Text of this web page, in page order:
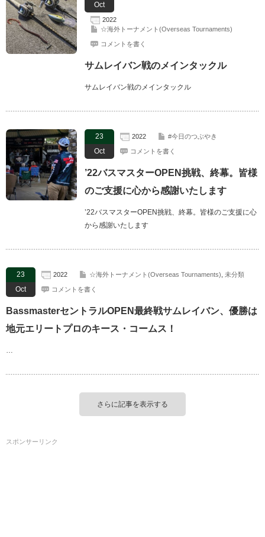
Oct
2022
☆海外トーナメント(Overseas Tournaments)
コメントを書く
サムレイバン戦のメインタックル
サムレイバン戦のメインタックル
23
Oct
2022 #今日のつぶやき
コメントを書く
’22バスマスターOPEN挑戦、終幕。皆様
のご支援に心から感謝いたします
’22バスマスターOPEN挑戦、終幕。皆様のご支援に心
から感謝いたします
23
Oct
2022 ☆海外トーナメント(Overseas Tournaments) 未分類
コメントを書く
BassmasterセントラルOPEN最終戦サムレイバン、優勝は
地元エリートプロのキース・コームス！
…
さらに記事を表示する
スポンサーリンク